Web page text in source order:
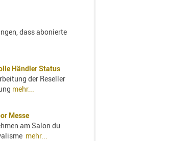
dass abonierte
Händler Status
der Reseller
mehr...
Messe
am Salon du
mehr...